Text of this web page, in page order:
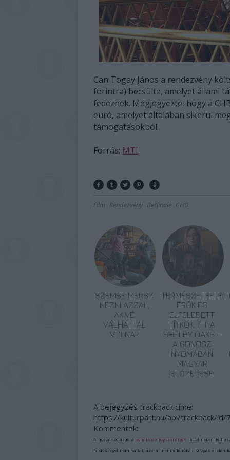
Can Togay János a rendezvény
forintra) becsülte, amelyet állami
fedeznek. Megjegyezte, hogy a
euró, amelyet általában sikerül
támogatásokból.
Forrás: MTI
Film Rendezvény Berlinale CHB
SZEMBE MERSZ
NÉZNI AZZAL,
AKIVÉ
VÁLHATTÁL
VOLNA?
ERŐK ÉS
ELFELEDETT
TITKOK: ITT A
SHELBY OAKS –
A GONOSZ
NYOMÁBAN
MAGYAR
ELŐZETESE
A bejegyzés trackback címe:
https://kulturpart.hu/api/trackback/id/
Kommentek:
A hozzászólások avonatkozó jogszabályok értelmében
felelősséget nem vállal, azokat nem ellenőrzi. Kifogás esetén